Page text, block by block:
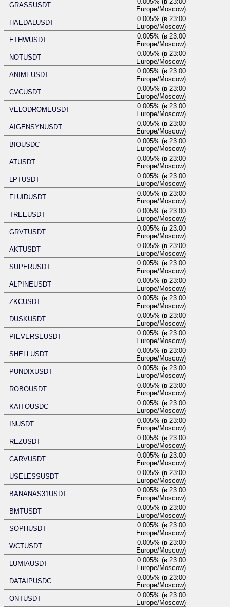
GRASSUSDT
Europe/Moscow)
HAEDALUSDT
0.005% (в 23:00
Europe/Moscow)
ETHWUSDT
0.005% (в 23:00
Europe/Moscow)
NOTUSDT
0.005% (в 23:00
Europe/Moscow)
ANIMEUSDT
0.005% (в 23:00
Europe/Moscow)
CVCUSDT
0.005% (в 23:00
Europe/Moscow)
VELODROMEUSDT
0.005% (в 23:00
Europe/Moscow)
AIGENSYNUSDT
0.005% (в 23:00
Europe/Moscow)
BIOUSDC
0.005% (в 23:00
Europe/Moscow)
ATUSDT
0.005% (в 23:00
Europe/Moscow)
LPTUSDT
0.005% (в 23:00
Europe/Moscow)
FLUIDUSDT
0.005% (в 23:00
Europe/Moscow)
TREEUSDT
0.005% (в 23:00
Europe/Moscow)
GRVTUSDT
0.005% (в 23:00
Europe/Moscow)
AKTUSDT
0.005% (в 23:00
Europe/Moscow)
SUPERUSDT
0.005% (в 23:00
Europe/Moscow)
ALPINEUSDT
0.005% (в 23:00
Europe/Moscow)
ZKCUSDT
0.005% (в 23:00
Europe/Moscow)
DUSKUSDT
0.005% (в 23:00
Europe/Moscow)
PIEVERSEUSDT
0.005% (в 23:00
Europe/Moscow)
SHELLUSDT
0.005% (в 23:00
Europe/Moscow)
PUNDIXUSDT
0.005% (в 23:00
Europe/Moscow)
ROBOUSDT
0.005% (в 23:00
Europe/Moscow)
KAITOUSDC
0.005% (в 23:00
Europe/Moscow)
INUSDT
0.005% (в 23:00
Europe/Moscow)
REZUSDT
0.005% (в 23:00
Europe/Moscow)
CARVUSDT
0.005% (в 23:00
Europe/Moscow)
USELESSUSDT
0.005% (в 23:00
Europe/Moscow)
BANANAS31USDT
0.005% (в 23:00
Europe/Moscow)
BMTUSDT
0.005% (в 23:00
Europe/Moscow)
SOPHUSDT
0.005% (в 23:00
Europe/Moscow)
WCTUSDT
0.005% (в 23:00
Europe/Moscow)
LUMIAUSDT
0.005% (в 23:00
Europe/Moscow)
DATAIPUSDC
0.005% (в 23:00
Europe/Moscow)
ONTUSDT
0.005% (в 23:00
Europe/Moscow)